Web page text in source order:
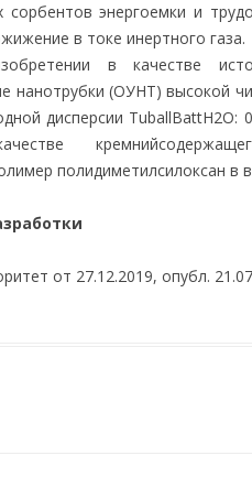
энергоемки и
в токе инертного газа.
в качестве
нанотрубки (ОУНТ) высокой
дисперсии TuballBattH2O:
полидиметилсилоксан в
от 27.12.2019, опубл.